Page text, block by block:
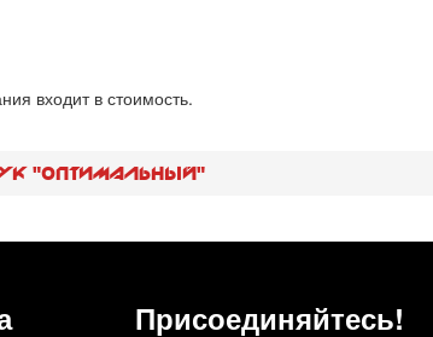
входит в стоимость.
"оптимальный"
Присоединяйтесь!